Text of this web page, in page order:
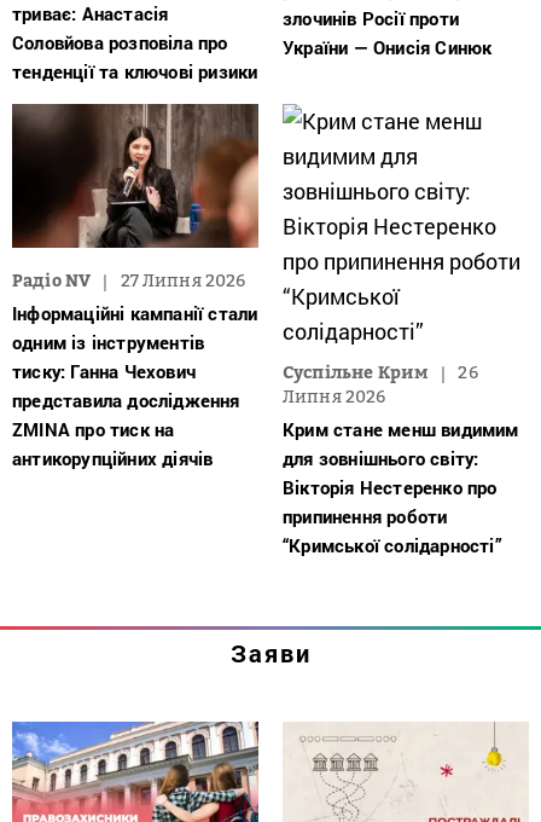
триває: Анастасія
Соловйова розповіла про
тенденції та ключові ризики
злочинів Росії проти
України — Онисія Синюк
Радіо NV 27 Липня 2026
Інформаційні кампанії стали
одним із інструментів
тиску: Ганна Чехович
представила дослідження
ZMINA про тиск на
антикорупційних діячів
Суспільне Крим
26
Липня 2026
Крим стане менш видимим
для зовнішнього світу:
Вікторія Нестеренко про
припинення роботи
“Кримської солідарності”
Заяви